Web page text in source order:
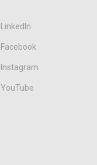
LinkedIn
Facebook
Instagram
YouTube